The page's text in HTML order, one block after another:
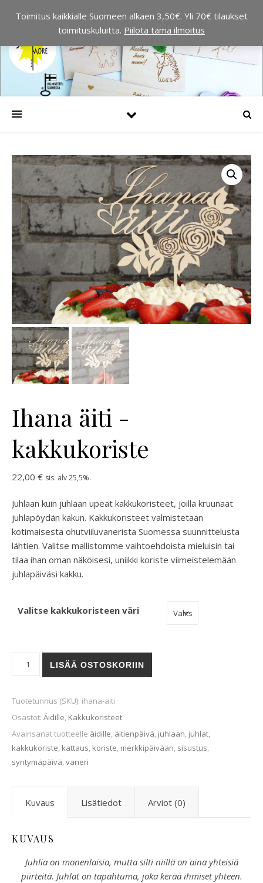
Ihana äiti -
kakkukoriste
22,00 € sis. alv 25,5%.
Juhlaan kuin juhlaan upeat kakkukoristeet, joilla kruunaat
juhlapöydän kakun. Kakkukoristeet valmistetaan
kotimaisesta ohutviiluvanerista Suomessa suunnittelusta
lähtien. Valitse mallistomme vaihtoehdoista mieluisin tai
tilaa ihan oman näköisesi, uniikki koriste viimeistelemään
juhlapäiväsi kakku.
Valitse kakkukoristeen väri
Ihana äiti -kakkukoriste määrä
LISÄÄ OSTOSKORIIN
Tuotetunnus (SKU): ihana-aiti
Osastot: Äidille, Kakkukoristeet
Avainsanat tuotteelle äidille, äitienpäivä, juhlaan, juhlat,
kakkukoriste, kattaus, koriste, merkkipäivään, sisustus,
syntymäpäivä,vaneri
Kuvaus Lisätiedot Arviot (0)
KUVAUS
Juhlia on monenlaisia, mutta silti niillä on aina yhteisiä
piirteitä. Juhlat on tapahtuma, joka kerää ihmiset yhteen.
Toimitus kaikkialle Suomeen alkaen 3,50€. Yli 70€ tilaukset
toimituskuluitta. Piilota tämä ilmoitus